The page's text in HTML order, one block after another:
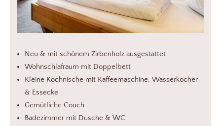
Neu & mit schönem Zirbenholz ausgestattet
Wohnschlafraum mit Doppelbett
Kleine Kochnische mit Kaffeemaschine, Wasserkocher
& Essecke
Gemütliche Couch
Badezimmer mit Dusche & WC